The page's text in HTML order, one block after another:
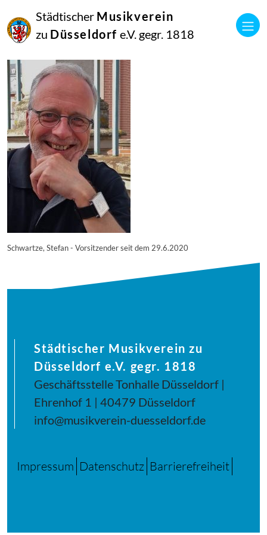
Städtischer Musikverein
zu Düsseldorf e.V. gegr. 1818
Juni
2019
Stefan Schwartze
Schwartze, Stefan - Vorsitzender seit dem 29.6.2020
Städtischer Musikverein zu
Düsseldorf e.V. gegr. 1818
Geschäftsstelle Tonhalle Düsseldorf |
Ehrenhof 1 | 40479 Düsseldorf
info@musikverein-duesseldorf.de
Impressum Datenschutz Barrierefreiheit